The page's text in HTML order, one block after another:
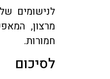
לנישומים
מרצון,
חמורות.
לסיכום